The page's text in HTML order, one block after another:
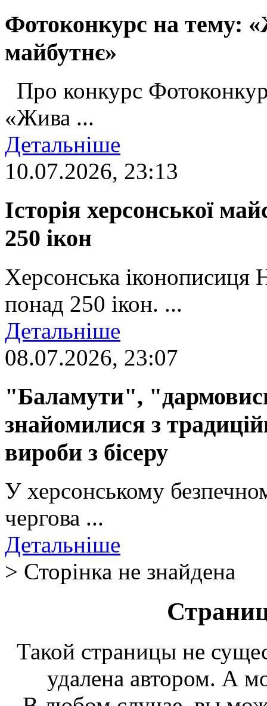
Фотоконкурс на тему:
майбутнє»
Про конкурс
«Жива ...
Детальніше
10.07.2026, 23:13
Історія херсонської
250 ікон
Херсонська іконописиця
понад 250 ікон. ...
Детальніше
08.07.2026, 23:07
"Баламути",
знайомилися з
вироби з бісеру
У херсонському
чергова ...
Детальніше
> Сторінка не знайдена
Такой страницы не
удалена автором. А